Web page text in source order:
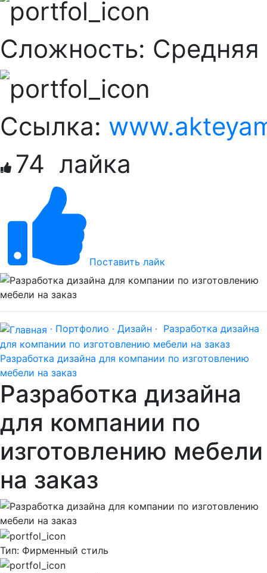
Сложность: Cредняя
Ссылка:
74 лайка
Поставить лайк
· Портфолио · Дизайн · Разработка дизайна
для компании по изготовлению мебели на заказ
Разработка дизайна для компании по изготовлению
мебели на заказ
Разработка дизайна
для компании по
изготовлению мебели
на заказ
Тип: Фирменный стиль